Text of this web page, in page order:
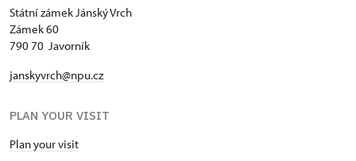
Státní zámek Jánský Vrch
Zámek 60
790 70 Javorník
janskyvrch@npu.cz
PLAN YOUR VISIT
Plan your visit